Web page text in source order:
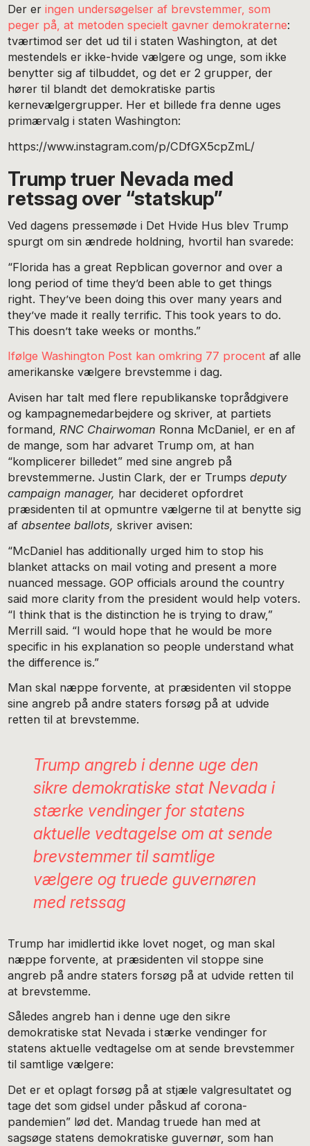
Der eringen undersøgelser af brevstemmer, som
peger på, at metoden specielt gavner demokraterne:
tværtimod ser det ud til i staten Washington, at det
mestendels er ikke-hvide vælgere og unge, som ikke
benytter sig af tilbuddet, og det er 2 grupper, der
hører til blandt det demokratiske partis
kernevælgergrupper. Her et billede fra denne uges
primærvalg i staten Washington:
https://www.instagram.com/p/CDfGX5cpZmL/
Trump truer Nevada med
retssag over “statskup”
Ved dagens pressemøde i Det Hvide Hus blev Trump
spurgt om sin ændrede holdning, hvortil han svarede:
“Florida has a great Repblican governor and over a
long period of time they’d been able to get things
right. They’ve been doing this over many years and
they’ve made it really terrific. This took years to do.
This doesn’t take weeks or months.”
Ifølge Washington Post kan omkring 77 procent af alle
amerikanske vælgere brevstemme i dag.
Avisen har talt med flere republikanske toprådgivere
og kampagnemedarbejdere og skriver, at partiets
formand, RNC Chairwoman Ronna McDaniel, er en af
de mange, som har advaret Trump om, at han
“komplicerer billedet” med sine angreb på
brevstemmerne. Justin Clark, der er Trumpsdeputy
campaign manager, har decideret opfordret
præsidenten til at opmuntre vælgerne til at benytte sig
afabsentee ballots,skriver avisen:
“McDaniel has additionally urged him to stop his
blanket attacks on mail voting and present a more
nuanced message. GOP officials around the country
said more clarity from the president would help voters.
“I think that is the distinction he is trying to draw,”
Merrill said. “I would hope that he would be more
specific in his explanation so people understand what
the difference is.”
Man skal næppe forvente, at præsidenten vil stoppe
sine angreb på andre staters forsøg på at udvide
retten til at brevstemme.
Trump angreb i denne uge den
sikre demokratiske stat Nevada i
stærke vendinger for statens
aktuelle vedtagelse om at sende
brevstemmer til samtlige
vælgere og truede guvernøren
med retssag
Trump har imidlertid ikke lovet noget, og man skal
næppe forvente, at præsidenten vil stoppe sine
angreb på andre staters forsøg på at udvide retten til
at brevstemme.
Således angreb han i denne uge den sikre
demokratiske stat Nevada i stærke vendinger for
statens aktuelle vedtagelse om at sende brevstemmer
til samtlige vælgere:
Det er et oplagt forsøg på at stjæle valgresultatet og
tage det som gidsel under påskud af corona-
pandemien” lød det. Mandag truede han med at
sagsøge statens demokratiske guvernør, som han